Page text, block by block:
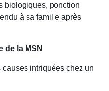
biologiques, ponction
à sa famille après
de la MSN
intriquées chez un